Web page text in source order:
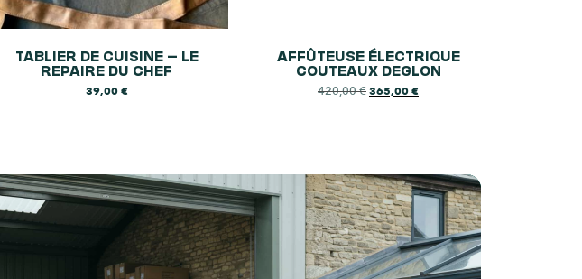
TABLIER DE CUISINE – LE
REPAIRE DU CHEF
39,00€
AFFÛTEUSE ÉLECTRIQUE
COUTEAUX DEGLON
420,00€365,00€